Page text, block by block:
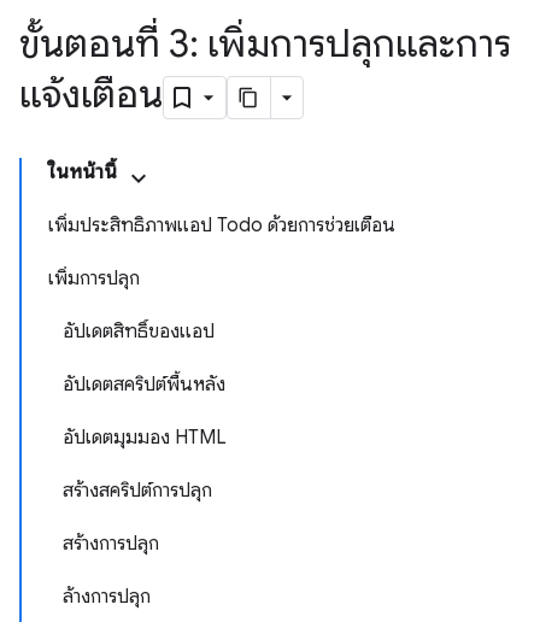
ขั้นตอนที่ 3: เพิ่มการปลุกและการ
แจ้งเตือน
ในหน้านี้
เพิ่มประสิทธิภาพแอป Todo ด้วยการช่วยเตือน
เพิ่มการปลุก
อัปเดตสิทธิ์ของแอป
อัปเดตสคริปต์พื้นหลัง
อัปเดตมุมมอง HTML
สร้างสคริปต์การปลุก
สร้างการปลุก
ล้างการปลุก